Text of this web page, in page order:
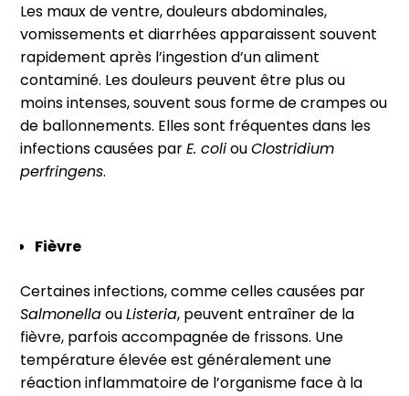
Les maux de ventre, douleurs abdominales,
vomissements et diarrhées apparaissent souvent
rapidement après l’ingestion d’un aliment
contaminé. Les douleurs peuvent être plus ou
moins intenses, souvent sous forme de crampes ou
de ballonnements. Elles sont fréquentes dans les
infections causées parE. coliouClostridium
perfringens.
Fièvre
Certaines infections, comme celles causées par
SalmonellaouListeria, peuvent entraîner de la
fièvre, parfois accompagnée de frissons. Une
température élevée est généralement une
réaction inflammatoire de l’organisme face à la